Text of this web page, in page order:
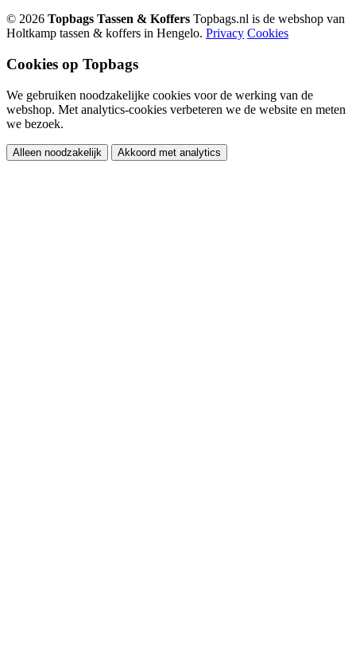
© 2026 Topbags Tassen & Koffers Topbags.nl is de webshop van
Holtkamp tassen & koffers in Hengelo. Privacy Cookies
Cookies op Topbags
We gebruiken noodzakelijke cookies voor de werking van de
webshop. Met analytics-cookies verbeteren we de website en meten
we bezoek.
Alleen noodzakelijk Akkoord met analytics